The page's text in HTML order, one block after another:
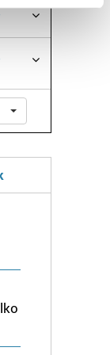
is processed
.
beste,
eta eduki
edukia
zertarako
eta beren
Ikusi gure